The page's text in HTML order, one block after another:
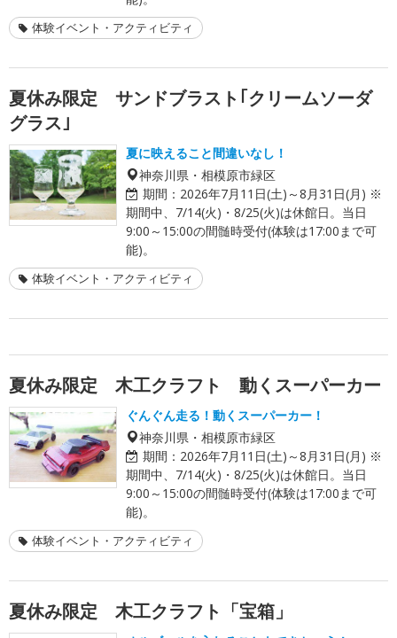
体験イベント・アクティビティ
夏休み限定 サンドブラスト｢クリームソーダ
グラス｣
夏に映えること間違いなし！
神奈川県・相模原市緑区
期間： 2026年7月11日(土)～8月31日(月) ※
期間中、7/14(火)・8/25(火)は休館日。当日
9:00～15:00の間髄時受付(体験は17:00まで可
能)。
体験イベント・アクティビティ
夏休み限定 木工クラフト 動くスーパーカー
ぐんぐん走る！動くスーパーカー！
神奈川県・相模原市緑区
期間： 2026年7月11日(土)～8月31日(月) ※
期間中、7/14(火)・8/25(火)は休館日。当日
9:00～15:00の間髄時受付(体験は17:00まで可
能)。
体験イベント・アクティビティ
夏休み限定 木工クラフト「宝箱」